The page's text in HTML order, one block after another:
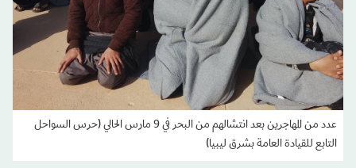
عدد من المهاجرين بعد انتشالهم من البحر في 9 مارس الحالي (حرس السواحل
التابع للقيادة العامة بشرق ليبيا)